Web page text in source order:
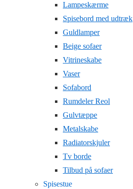
Lampeskærme
Spisebord med udtræk
Guldlamper
Beige sofaer
Vitrineskabe
Vaser
Sofabord
Rumdeler Reol
Gulvtæppe
Metalskabe
Radiatorskjuler
Tv borde
Tilbud på sofaer
Spisestue